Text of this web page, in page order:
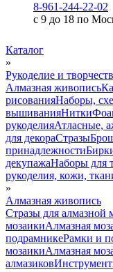
8-961-244-22-02
с 9 до 18 по
Каталог
»
Рукоделие и
Алмазная живопись
рисованияНаборы,
вышиванияНитки
рукоделияАтласные,
для декораСтразы
принадлежности
декупажаНаборы для
рукоделия, кожи,
»
Алмазная живопись
Стразы для алмазной
мозаикиАлмазная
подрамникеРамки и
мозаикиАлмазная
алмазиков